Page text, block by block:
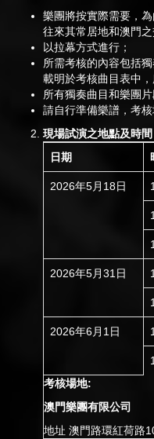
樂團將按實際需要，
往來其常居地和澳門之
以拉幕方式進行；
所需考核的內容包括
載明於考核曲目表中
所有獨奏曲目和樂團
請自行準備樂譜，考核
現場試演之地點及時間
日期
2026年5月18日
2026年5月31日
2026年6月1日
考核場地:
澳門樂團有限公司
地址 澳門路環紅荷路